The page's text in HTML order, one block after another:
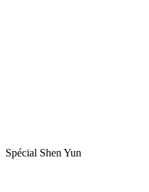
Spécial Shen Yun